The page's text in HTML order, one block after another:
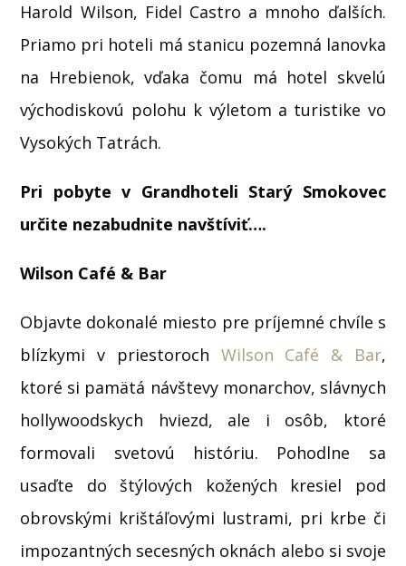
Harold Wilson, Fidel Castro a mnoho ďalších.
Priamo pri hoteli má stanicu pozemná lanovka
na Hrebienok, vďaka čomu má hotel skvelú
východiskovú polohu k výletom a turistike vo
Vysokých Tatrách.
Pri pobyte v Grandhoteli Starý Smokovec
určite nezabudnite navštíviť….
Wilson Café & Bar
Objavte dokonalé miesto pre príjemné chvíle s
blízkymi v priestoroch Wilson Café & Bar,
ktoré si pamätá návštevy monarchov, slávnych
hollywoodskych hviezd, ale i osôb, ktoré
formovali svetovú históriu. Pohodlne sa
usaďte do štýlových kožených kresiel pod
obrovskými krištáľovými lustrami, pri krbe či
impozantných secesných oknách alebo si svoje